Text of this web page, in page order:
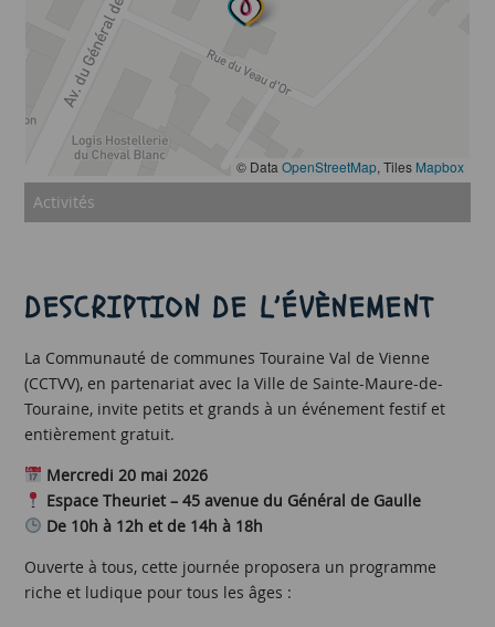
© Data OpenStreetMap, Tiles Mapbox
Activités
DESCRIPTION DE L’ÉVÈNEMENT
La Communauté de communes Touraine Val de Vienne
(CCTVV), en partenariat avec la Ville de Sainte-Maure-de-
Touraine, invite petits et grands à un événement festif et
entièrement gratuit.
Mercredi 20 mai 2026
Espace Theuriet – 45 avenue du Général de Gaulle
De 10h à 12h et de 14h à 18h
Ouverte à tous, cette journée proposera un programme
riche et ludique pour tous les âges :